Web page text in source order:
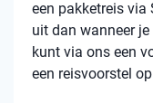
een pakketreis
uit dan wanneer
kunt via ons een
een reisvoorstel